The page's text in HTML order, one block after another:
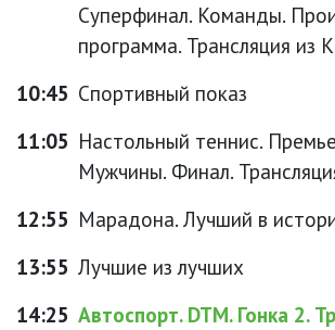
Суперфинал. Команды.
программа. Трансляция из
10:45 Спортивный показ
11:05 Настольный теннис.
Мужчины. Финал.
12:55 Марадона. Лучший в
13:55 Лучшие из лучших
14:25 Автоспорт. DTM. Гонка 2.